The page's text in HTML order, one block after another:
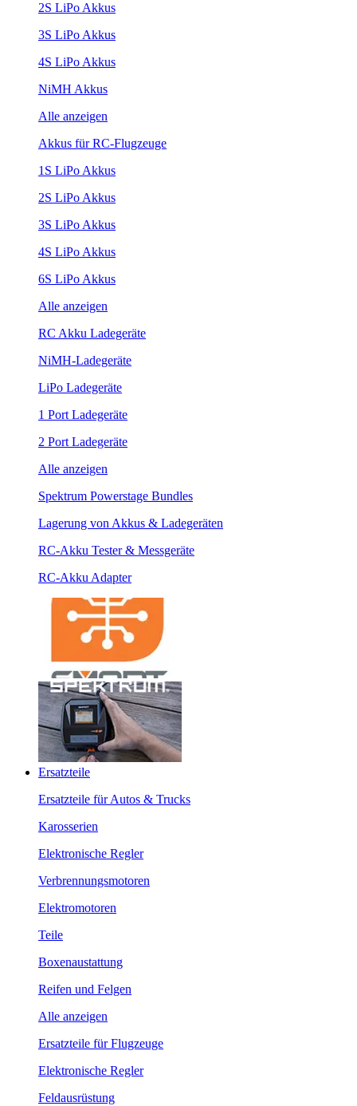
2S LiPo Akkus
3S LiPo Akkus
4S LiPo Akkus
NiMH Akkus
Alle anzeigen
Akkus für RC-Flugzeuge
1S LiPo Akkus
2S LiPo Akkus
3S LiPo Akkus
4S LiPo Akkus
6S LiPo Akkus
Alle anzeigen
RC Akku Ladegeräte
NiMH-Ladegeräte
LiPo Ladegeräte
1 Port Ladegeräte
2 Port Ladegeräte
Alle anzeigen
Spektrum Powerstage Bundles
Lagerung von Akkus & Ladegeräten
RC-Akku Tester & Messgeräte
RC-Akku Adapter
Ersatzteile
Ersatzteile für Autos & Trucks
Karosserien
Elektronische Regler
Verbrennungsmotoren
Elektromotoren
Teile
Boxenaustattung
Reifen und Felgen
Alle anzeigen
Ersatzteile für Flugzeuge
Elektronische Regler
Feldausrüstung